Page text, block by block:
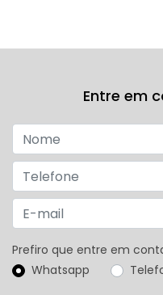
Entre em
Prefiro que entre em
Whatsapp